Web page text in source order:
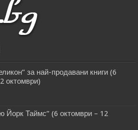
за най-продавани книги (6
октомври)
Йорк Таймс” (6 октомври – 12